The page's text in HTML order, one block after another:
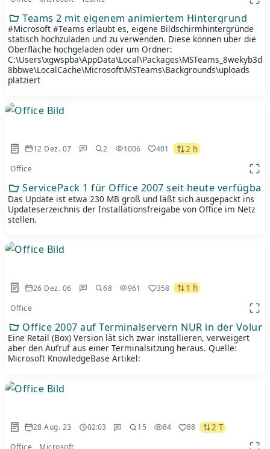
Teams 2 mit eigenem animiertem Hintergrund
#Microsoft #Teams erlaubt es, eigene Bildschirmhintergründe
statisch hochzuladen und zu verwenden. Diese können über die
Oberfläche hochgeladen oder um Ordner:
C:\Users\xgwspba\AppData\Local\Packages\MSTeams_8wekyb3d
8bbwe\LocalCache\Microsoft\MSTeams\Backgrounds\uploads
platziert
12 Dez. 07 2 1006 401 2 h
Office
ServicePack 1 für Office 2007 seit heute verfügbar
Das Update ist etwa 230 MB groß und läßt sich ausgepackt ins
Updateserzeichnis der Installationsfreigabe von Office im Netz
stellen.
26 Dez. 06 68 961 358 1 h
Office
Office 2007 auf Terminalservern NUR in der
Eine Retail (Box) Version lät sich zwar installieren, verweigert
aber den Aufruf aus einer Terminalsitzung heraus. Quelle:
Microsoft KnowledgeBase Artikel:
28 Aug. 23 02:03 15 84 88 2 T